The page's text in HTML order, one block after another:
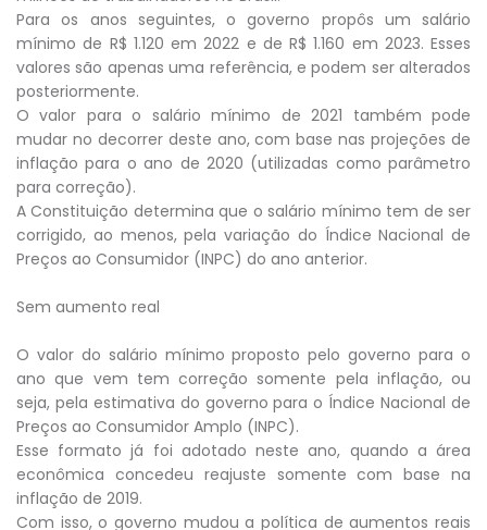
Para os anos seguintes, o governo propôs um salário
mínimo de R$ 1.120 em 2022 e de R$ 1.160 em 2023. Esses
valores são apenas uma referência, e podem ser alterados
posteriormente.
O valor para o salário mínimo de 2021 também pode
mudar no decorrer deste ano, com base nas projeções de
inflação para o ano de 2020 (utilizadas como parâmetro
para correção).
A Constituição determina que o salário mínimo tem de ser
corrigido, ao menos, pela variação do Índice Nacional de
Preços ao Consumidor (INPC) do ano anterior.
Sem aumento real
O valor do salário mínimo proposto pelo governo para o
ano que vem tem correção somente pela inflação, ou
seja, pela estimativa do governo para o Índice Nacional de
Preços ao Consumidor Amplo (INPC).
Esse formato já foi adotado neste ano, quando a área
econômica concedeu reajuste somente com base na
inflação de 2019.
Com isso, o governo mudou a política de aumentos reais